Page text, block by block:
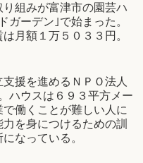
組みが富津市の園芸ハ
ガーデン｣で始まった。
月額１万５０３３円。
援を進めるＮＰＯ法人
ハウスは６９３平方メー
働くことが難しい人に
を身につけるための訓
なっている。